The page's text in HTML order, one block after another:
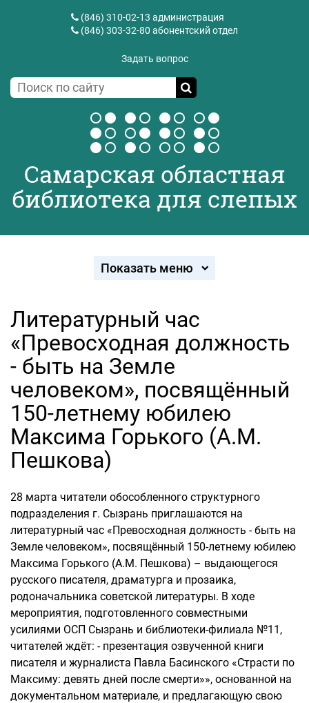
(846) 310-02-13 администрация
(846) 303-32-80 абонентский отдел
Задать вопрос
Самарская областная
библиотека для слепых
Показать меню
Литературный час
«Превосходная должность
- быть на Земле
человеком», посвящённый
150-летнему юбилею
Максима Горького (А.М.
Пешкова)
28 марта читатели обособленного структурного
подразделения г. Сызрань приглашаются на
литературный час «Превосходная должность - быть на
Земле человеком», посвящённый 150-летнему юбилею
Максима Горького (А.М. Пешкова) – выдающегося
русского писателя, драматурга и прозаика,
родоначальника советской литературы. В ходе
мероприятия, подготовленного совместными
усилиями ОСП Сызрань и библиотеки-филиала №11,
читателей ждёт: - презентация озвученной книги
писателя и журналиста Павла Басинского «Страсти по
Максиму: девять дней после смерти»», основанной на
документальном материале, и предлагающую свою